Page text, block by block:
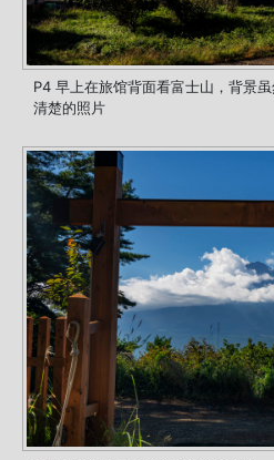
P4 早上在旅馆背面看富士山，背景
清楚的照片